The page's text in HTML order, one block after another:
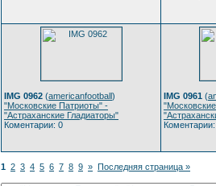
IMG 0962 (americanfootball)
"Московские Патриоты" -
"Астраханские Гладиаторы"
Коментарии: 0
IMG 0961 (
1 2 3 4 5 6 7 8 9 » Последняя страница »